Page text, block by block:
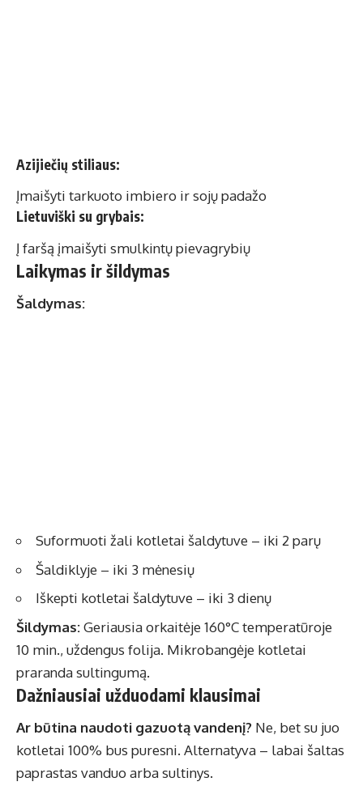
Azijiečių stiliaus:
Įmaišyti tarkuoto imbiero ir sojų padažo
Lietuviški su grybais:
Į faršą įmaišyti smulkintų pievagrybių
Laikymas ir šildymas
Šaldymas:
Suformuoti žali kotletai šaldytuve – iki 2 parų
Šaldiklyje – iki 3 mėnesių
Iškepti kotletai šaldytuve – iki 3 dienų
Šildymas:Geriausia orkaitėje 160°C temperatūroje
10 min., uždengus folija. Mikrobangėje kotletai
praranda sultingumą.
Dažniausiai užduodami klausimai
Ar būtina naudoti gazuotą vandenį? Ne, bet su juo
kotletai 100% bus puresni. Alternatyva – labai šaltas
paprastas vanduo arba sultinys.